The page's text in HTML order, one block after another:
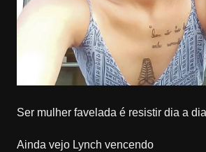
Ser mulher favelada é resistir dia a
Ainda vejo Lynch vencendo